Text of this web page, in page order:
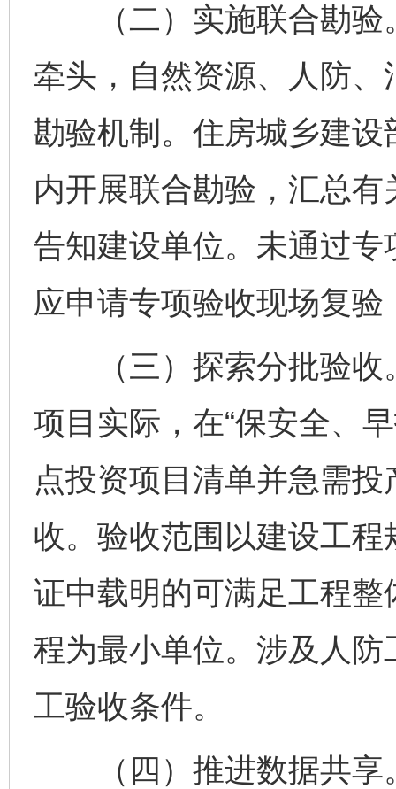
（二）实施联合勘验
牵头，自然资源、人防
勘验机制。住房城乡建
内开展联合勘验，汇总
告知建设单位。未通过
应申请专项验收现场复
（三）探索分批验收
项目实际，在“保安全、
点投资项目清单并急需
收。验收范围以建设工
证中载明的可满足工程
程为最小单位。涉及人
工验收条件。
（四）推进数据共享